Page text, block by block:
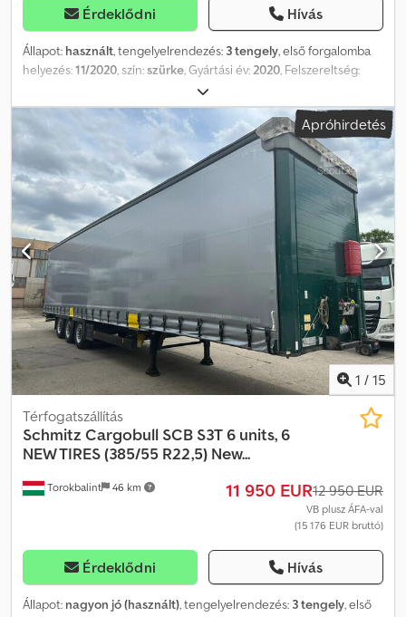
Érdeklődni Hívás
Állapot: használt, tengelyelrendezés: 3 tengely, első forgalomba
helyezés:11/2020, szín:szürke, Gyártási év:2020, Felszereltség:
, = További opciók és tartozékok = - EBS Crjdpfxezrm Uvo
Afwef - Hátsó ajtók = További információk = Bruttó tömeg: 8.434
kg Hasznos teher: 24.570 kg TELJES ÖSSZTÖMEG: 33.000 kg
Apróhirdetés
1 / 15
Torokbalint 46 km
Térfogatszállítás
Schmitz Cargobull SCB S3T 6 units, 6
NEW TIRES (385/55 R22,5) New...
11 950 EUR12 950 EUR
VB plusz ÁFA-val
(15 176 EUR bruttó)
Érdeklődni Hívás
Állapot: nagyon jó (használt), tengelyelrendezés: 3 tengely, első